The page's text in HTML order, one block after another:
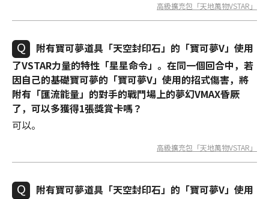
高級擴充包「天地萬物VSTAR」
附有寶可夢道具「天空封印石」的「寶可夢V」使用
了VSTAR力量的特性「星星命令」。在同一個回合中，若
因自己的基礎寶可夢的「寶可夢V」使用的招式傷害，將
附有「匯流能量」的對手的戰鬥場上的夢幻VMAX昏厥
了，可以多獲得1張獎賞卡嗎？
可以。
高級擴充包「天地萬物VSTAR」
附有寶可夢道具「天空封印石」的「寶可夢V」使用